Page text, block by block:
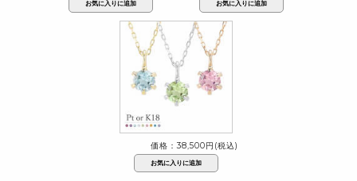
価格：38,500円(税込)